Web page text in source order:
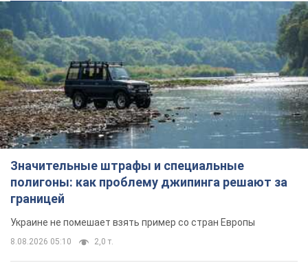
8.08.2026 05:10 2,0 т.
В Прикарпатье после аномальной
жары прошел сильный ливень:
дороги превратились в реки. Видео
Непогода обрушилась на Ивано-Франковскую
область и курортный Буковель
11 часов назад 23,5 т.
Женщине начислили 729 тыс. грн
долга за газ из-за показаний
неисправного счетчика: судья
вынес неожиданное решение
Нужно ли платить долг из-за доначисления